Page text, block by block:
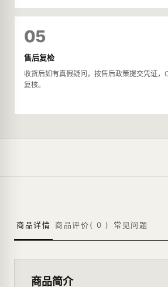
05
售后复检
收货后如有真假疑问，按售后政策提交凭证，
复核。
商品详情 商品评价( 0 ) 常见问题
商品简介